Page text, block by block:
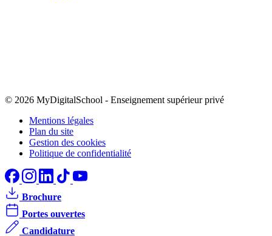
© 2026 MyDigitalSchool - Enseignement supérieur privé
Mentions légales
Plan du site
Gestion des cookies
Politique de confidentialité
Brochure
Portes ouvertes
Candidature